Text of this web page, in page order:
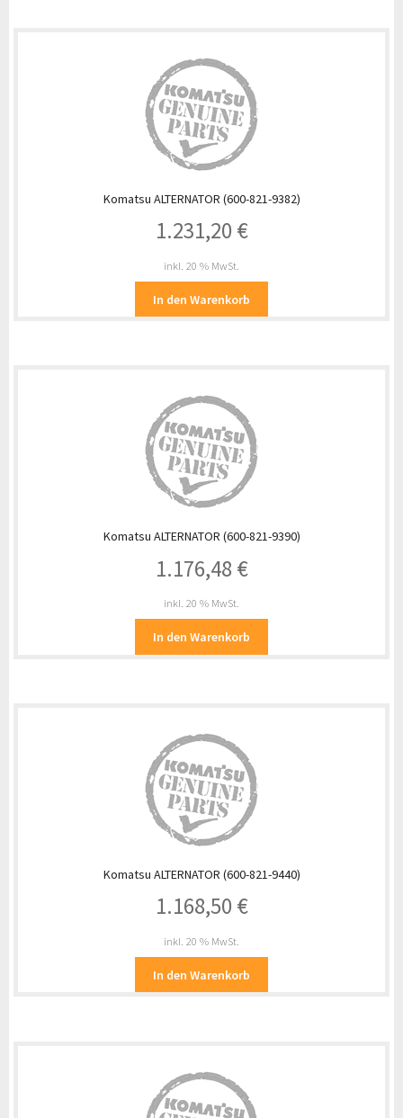
Komatsu ALTERNATOR (600-821-9382)
1.231,20 €
inkl. 20 % MwSt.
In den Warenkorb
Komatsu ALTERNATOR (600-821-9390)
1.176,48 €
inkl. 20 % MwSt.
In den Warenkorb
Komatsu ALTERNATOR (600-821-9440)
1.168,50 €
inkl. 20 % MwSt.
In den Warenkorb